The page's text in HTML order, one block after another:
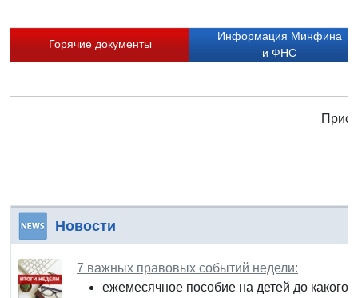
Горячие документы
Информация Минфина
и ФНС
Новости
7 важных правовых событий недели:
ежемесячное пособие на детей до какого